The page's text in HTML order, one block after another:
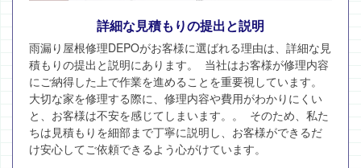
詳細な見積もりの提出と説明
雨漏り屋根修理DEPOがお客様に選ばれる理由は、詳細な見
積もりの提出と説明にあります。 当社はお客様が修理内容
にご納得した上で作業を進めることを重要視しています。
大切な家を修理する際に、修理内容や費用がわかりにくい
と、お客様は不安を感じてしまいます。。 そのため、私た
ちは見積もりを細部まで丁寧に説明し、お客様ができるだ
け安心してご依頼できるよう心がけています。